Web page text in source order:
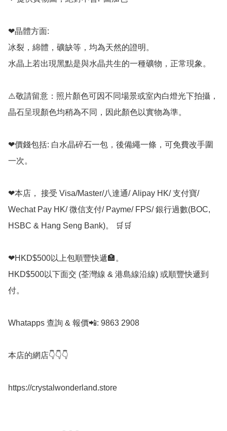
❤晶體方面:
冰裂，綿體，礦缺等，均為天然的證明。
水晶上若出現黑點是與水晶共生的一種礦物，正常現象。
⚠️敬請留意：照片顏色可因不同場景或室內白燈光下拍攝，
晶石呈現顏色均稍為不同，因此顏色以實物為準。
❤價錢包括: 白水晶碎石一包，後備繩一條，可免費改手圍
一次。
❤本店， 接受 Visa/Master/八達通/ Alipay HK/ 支付寶/
Wechat Pay HK/ 微信支付/ Payme/ FPS/ 銀行過數(BOC,
HSBC & Hang Seng Bank)。 🛒🛒
❤HKD$500以上包順豐快遞🏣。
HKD$500以下面交 (荃灣線 & 港島線沿線) 或順豐快遞到
付。
Whatapps 查詢 & 報價📲: 9863 2908
本店的網店👇👇👇
https://crystalwonderland.store